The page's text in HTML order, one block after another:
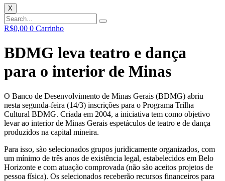
X
R$0,00 0 Carrinho
BDMG leva teatro e dança
para o interior de Minas
O Banco de Desenvolvimento de Minas Gerais (BDMG) abriu
nesta segunda-feira (14/3) inscrições para o Programa Trilha
Cultural BDMG. Criada em 2004, a iniciativa tem como objetivo
levar ao interior de Minas Gerais espetáculos de teatro e de dança
produzidos na capital mineira.
Para isso, são selecionados grupos juridicamente organizados, com
um mínimo de três anos de existência legal, estabelecidos em Belo
Horizonte e com atuação comprovada (não são aceitos projetos de
pessoa física). Os selecionados receberão recursos financeiros para